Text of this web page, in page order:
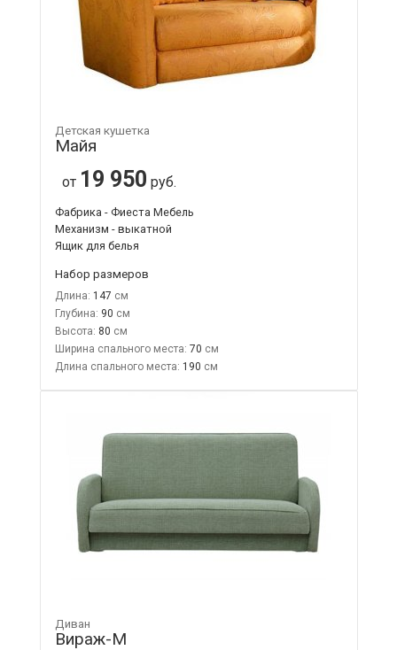
Детская кушетка
Майя
от 19 950 руб.
Фабрика - Фиеста Мебель
Механизм - выкатной
Ящик для белья
Набор размеров
Длина: 147
Глубина: 90
Высота: 80
Ширина спального места: 70
Длина спального места: 190
Диван
Вираж-М